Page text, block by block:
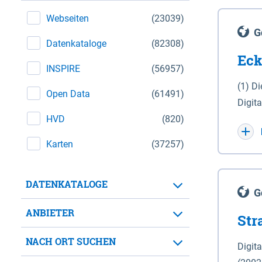
(23039)
Webseiten
(82308)
Datenkataloge
(56957)
INSPIRE
(61491)
Open Data
(820)
HVD
(37257)
Karten
DATENKATALOGE
ANBIETER
NACH ORT SUCHEN
(1)
WGS
für
der in